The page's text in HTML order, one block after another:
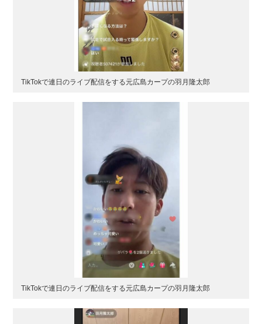
TikTokで連日のライブ配信をする元広島カープの羽月隆太郎
TikTokで連日のライブ配信をする元広島カープの羽月隆太郎